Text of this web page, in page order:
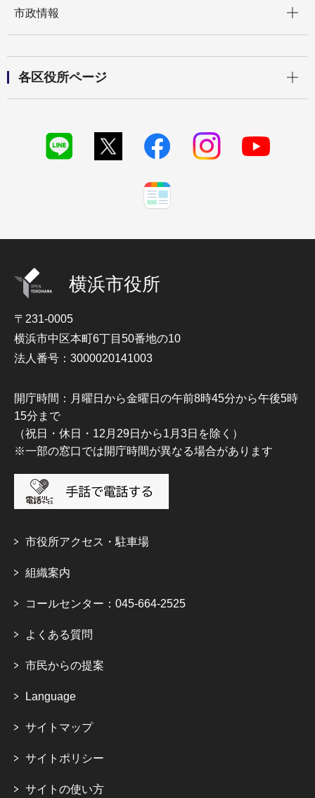
市政情報
各区役所ページ
横浜市役所
〒231-0005
横浜市中区本町6丁目50番地の10
法人番号：3000020141003
開庁時間：月曜日から金曜日の午前8時45分から午後5時
15分まで
（祝日・休日・12月29日から1月3日を除く）
※一部の窓口では開庁時間が異なる場合があります
市役所アクセス・駐車場
組織案内
コールセンター：045-664-2525
よくある質問
市民からの提案
Language
サイトマップ
サイトポリシー
サイトの使い方